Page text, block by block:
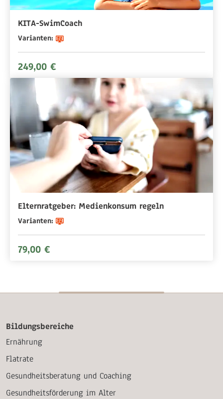
KITA-SwimCoach
Varianten:
249,00 €
Elternratgeber: Medienkonsum regeln
Varianten:
79,00 €
Bildungsbereiche
Ernährung
Flatrate
Gesundheitsberatung und Coaching
Gesundheitsförderung im Alter